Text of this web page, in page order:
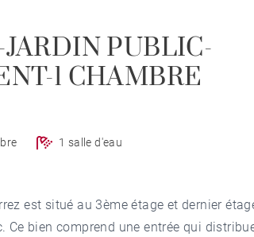
PUBLIC-
1 CHAMBRE
1 salle d'eau
est situé au 3ème étage et dernier
Ce bien comprend une entrée qui